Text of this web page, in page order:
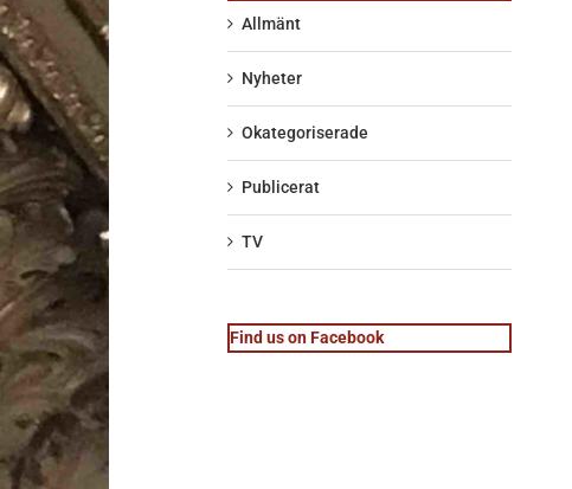
Allmänt
Nyheter
Okategoriserade
Publicerat
TV
Find us on Facebook